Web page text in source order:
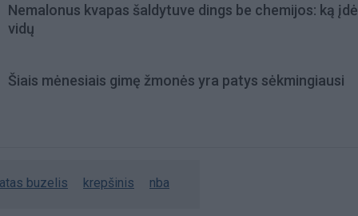
Nemalonus kvapas šaldytuve dings be chemijos: ką
vidų
Šiais mėnesiais gimę žmonės yra patys sėkmingiausi
buzelis krepšinis nba